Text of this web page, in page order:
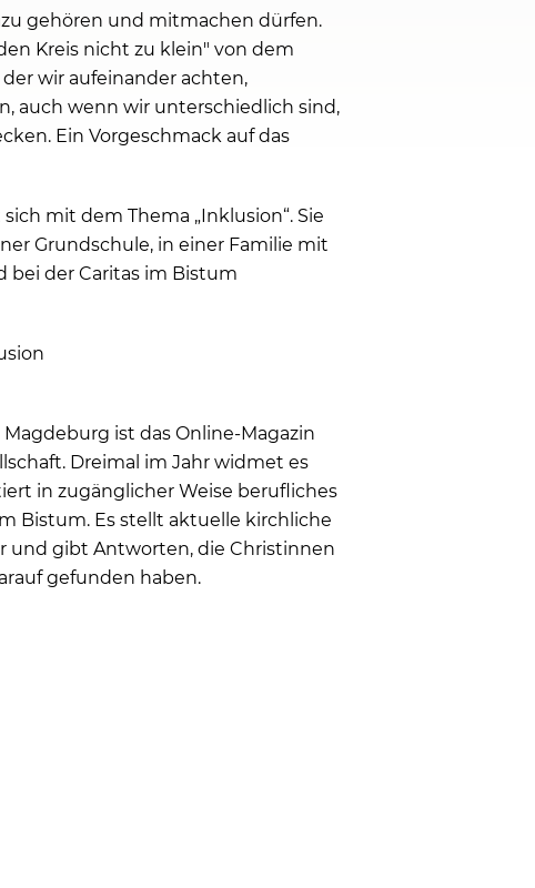
gehören und mitmachen dürfen.
Kreis nicht zu klein" von dem
wir aufeinander achten,
auch wenn wir unterschiedlich sind,
Ein Vorgeschmack auf das
mit dem Thema „Inklusion“. Sie
Grundschule, in einer Familie mit
bei der Caritas im Bistum
ist das Online-Magazin
Dreimal im Jahr widmet es
in zugänglicher Weise berufliches
Bistum. Es stellt aktuelle kirchliche
und gibt Antworten, die Christinnen
gefunden haben.